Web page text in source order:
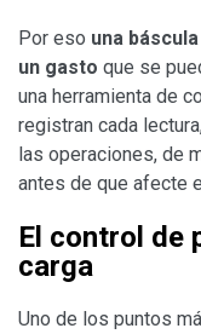
Por eso una
un gasto que se
una herramienta de
registran cada
las operaciones, de
antes de que afecte
El control de
carga
Uno de los puntos